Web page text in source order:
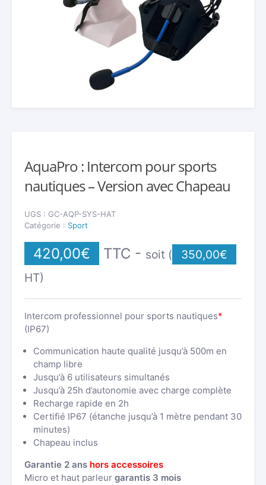
AquaPro : Intercom pour sports
nautiques – Version avec Chapeau
420,00€ TTC - soit ( 350,00€
HT)
Intercom professionnel pour sports nautiques*
(IP67)
Communication haute qualité jusqu’à 500m en
champ libre
Jusqu’à 6 utilisateurs simultanés
Jusqu’à 25h d’autonomie avec charge complète
Recharge rapide en 2h
Certifié IP67 (étanche jusqu’à 1 mètre pendant 30
minutes)
Chapeau inclus
Garantie 2 ans hors accessoires
Micro et haut parleur garantis 3 mois
UGS : GC-AQP-SYS-HAT
Catégorie : Sport